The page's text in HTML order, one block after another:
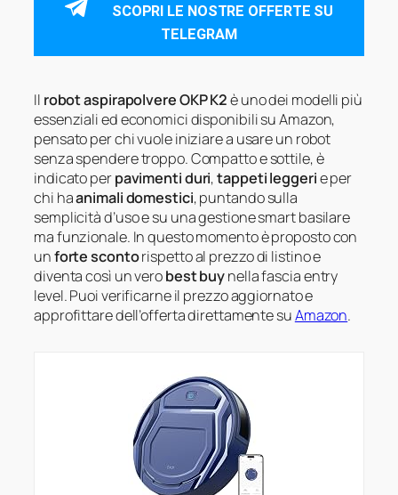
SCOPRI LE NOSTRE OFFERTE SU
TELEGRAM
Il robot aspirapolvere OKP K2è uno dei modelli più
essenziali ed economici disponibili su Amazon,
pensato per chi vuole iniziare a usare un robot
senza spendere troppo. Compatto e sottile, è
indicato perpavimenti duri,tappeti leggerie per
chi haanimali domestici, puntando sulla
semplicità d’uso e su una gestione smart basilare
ma funzionale. In questo momento è proposto con
unforte scontorispetto al prezzo di listino e
diventa così un verobest buynella fascia entry
level. Puoi verificarne il prezzo aggiornato e
approfittare dell’offerta direttamente suAmazon.